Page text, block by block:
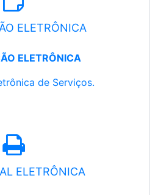
ELETRÔNICA
ELETRÔNICA
de Serviços.
ELETRÔNICA